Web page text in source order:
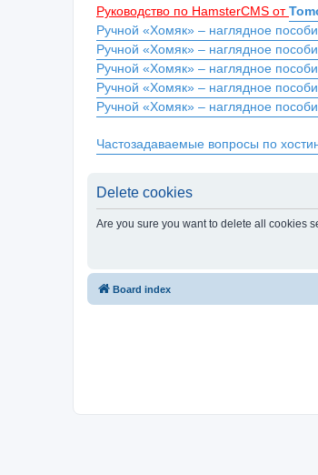
Руководство по HamsterCMS от
Ручной «Хомяк» – наглядное
Ручной «Хомяк» – наглядное
Ручной «Хомяк» – наглядное
Ручной «Хомяк» – наглядное
Ручной «Хомяк» – наглядное
Частозадаваемые вопросы по
Delete cookies
Are you sure you want to delete all cookies
Board index